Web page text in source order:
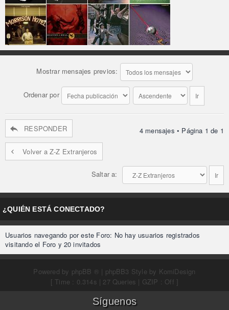
Mostrar mensajes previos:
Ordenar por
RESPONDER 4 mensajes • Página 1 de 1
Volver a Z-Z Extranjeros
Saltar a:
¿QUIÉN ESTÁ CONECTADO?
Usuarios navegando por este Foro: No hay usuarios registrados
visitando el Foro y 20 invitados
Powered by phpBB ® | phpBB3 Style by KomiDesign
[ Time : 0.314s | 27 Queries | GZIP : Off ]
Síguenos